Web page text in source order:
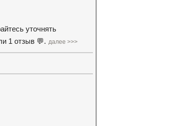
уточнять
1 отзыв 💬. далее >>>